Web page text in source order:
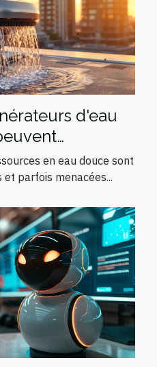
d'eau
à l'eau
en eau douce sont
parfois menacées...